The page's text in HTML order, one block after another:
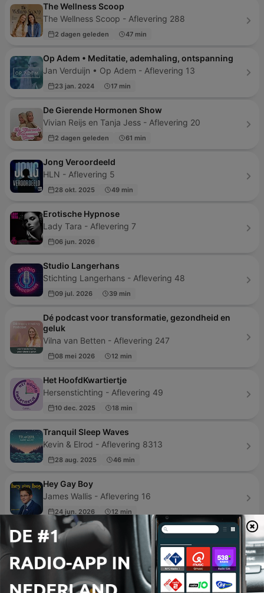
The Wellness Scoop
The Wellness Scoop - Aflevering 288
2 dagen geleden 47 min
Op Adem • Meditatie, ademhaling, ontspanning
Jan Verduijn • Op Adem - Aflevering 13
23 jan. 2024 17 min
De Gierende Hormonen Show
Vivian Reijs en Tanja Jess - Aflevering 20
2 dagen geleden 61 min
Jong Veroordeeld
HLN - Aflevering 5
28 okt. 2025 49 min
Erotische Hypnose
Lady Tara - Aflevering 7
06 jun. 2026
Studio Langerhans
Stichting Langerhans - Aflevering 48
09 jul. 2026 39 min
Dé podcast voor transformatie, gezondheid en
geluk
Vilna van Betten - Aflevering 247
08 mei 2026 12 min
Het HoofdKwartiertje
Hersenstichting - Aflevering 49
10 dec. 2025 18 min
Tranquil Sleep Waves
Kevin & Elrod - Aflevering 8313
28 aug. 2025 46 min
Hey Gay Boy
James Wallis - Aflevering 16
24 jun. 2026 12 min
Seks bebas, HIV/AIDS
ratri - Aflevering 1
20 apr. 2026 4 min